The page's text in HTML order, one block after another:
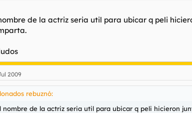
de la actriz seria util para ubicar q peli
2009
rebuznó:
nombre de la actriz seria util para ubicar q peli hicieron